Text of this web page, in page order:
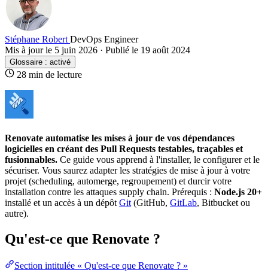
Stéphane Robert DevOps Engineer
Mis à jour le 5 juin 2026 · Publié le 19 août 2024
Glossaire : activé
28 min de lecture
Renovate automatise les mises à jour de vos dépendances
logicielles en créant des Pull Requests testables, traçables et
fusionnables. Ce guide vous apprend à l'installer, le configurer et le
sécuriser. Vous saurez adapter les stratégies de mise à jourà votre
projet (scheduling, automerge, regroupement) et durcir votre
installation contre les attaques supply chain. Prérequis : Node.js 20+
installé et un accès à un dépôt Git (GitHub, GitLab, Bitbucket ou
autre).
Qu'est-ce que Renovate ?
Section intitulée « Qu'est-ce que Renovate ? »